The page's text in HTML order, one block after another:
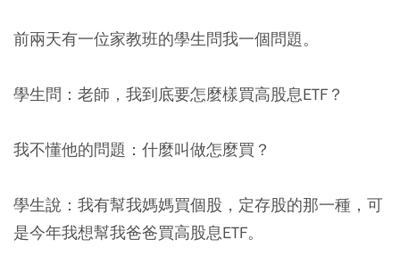
前兩天有一位家教班的學生問我一個問題。
學生問：老師，我到底要怎麼樣買高股息ETF？
我不懂他的問題：什麼叫做怎麼買？
學生說：我有幫我媽媽買個股，定存股的那一種，可
是今年我想幫我爸爸買高股息ETF。